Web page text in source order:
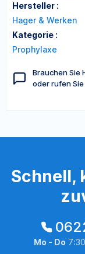
Hersteller :
Hager & Werken
Kategorie :
Prophylaxe
Brauchen Sie
oder rufen
Schnell,
Mo - Do